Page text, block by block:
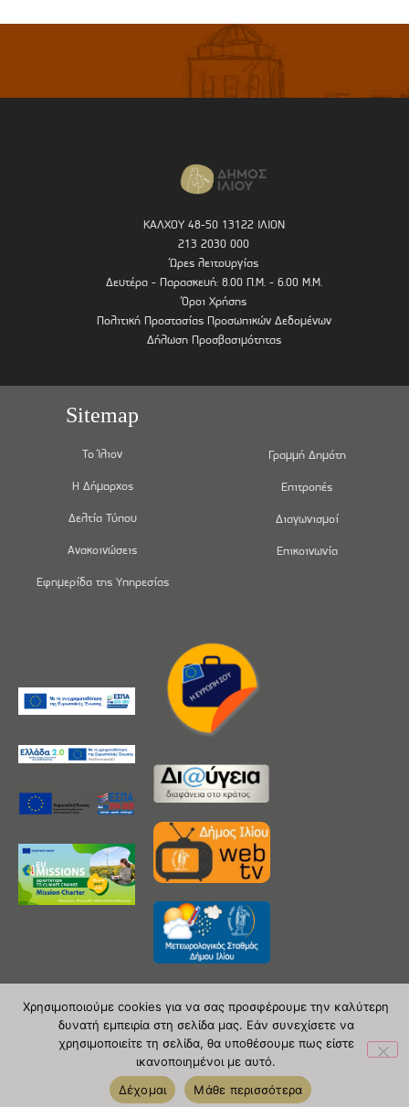
ΚΑΛΧΟΥ 48-50 13122 ΙΛΙΟΝ
213 2030 000
Ώρες λειτουργίας
Δευτέρα - Παρασκευή: 8.00 Π.Μ. - 6.00 Μ.Μ.
Όροι Χρήσης
Πολιτική Προστασίας Προσωπικών Δεδομένων
Δήλωση Προσβασιμότητας
Sitemap
Το Ίλιον
Η Δήμαρχος
Δελτία Τύπου
Ανακοινώσεις
Εφημερίδα της Υπηρεσίας
Γραμμή Δημότη
Επιτροπές
Διαγωνισμοί
Επικοινωνία
Copyright 2020 © Δήμος Ιλίου
| powered by Evolutionprojects
Χρησιμοποιούμε cookies για να σας προσφέρουμε την καλύτερη
δυνατή εμπειρία στη σελίδα μας. Εάν συνεχίσετε να
χρησιμοποιείτε τη σελίδα, θα υποθέσουμε πως είστε
ικανοποιημένοι με αυτό.
Δέχομαι
Μάθε περισσότερα